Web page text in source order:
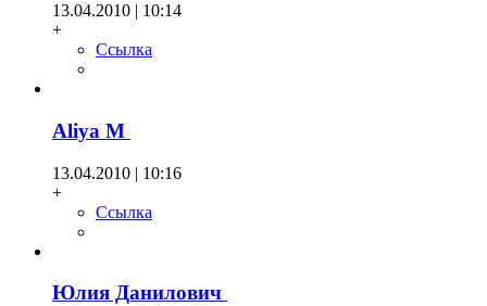
13.04.2010 | 10:14
+
Ссылка
Aliya М
13.04.2010 | 10:16
+
Ссылка
Юлия Данилович